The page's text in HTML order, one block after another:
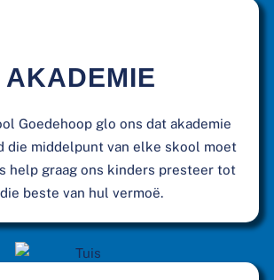
AKADEMIE
Goedehoop glo ons dat akademie
die middelpunt van elke skool moet
help graag ons kinders presteer tot
die beste van hul vermoë.